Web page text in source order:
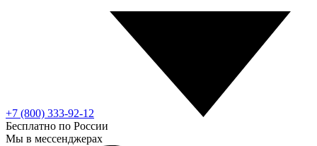
+7 (800) 333-92-12
Бесплатно по России
Мы в мессенджерах